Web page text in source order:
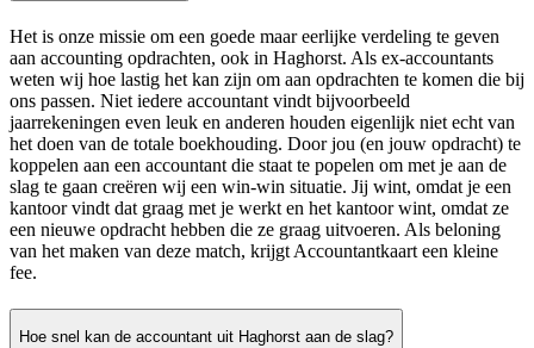
Het is onze missie om een goede maar eerlijke verdeling te geven
aan accounting opdrachten, ook in Haghorst. Als ex-accountants
weten wij hoe lastig het kan zijn om aan opdrachten te komen die bij
ons passen. Niet iedere accountant vindt bijvoorbeeld
jaarrekeningen even leuk en anderen houden eigenlijk niet echt van
het doen van de totale boekhouding. Door jou (en jouw opdracht) te
koppelen aan een accountant die staat te popelen om met je aan de
slag te gaan creëren wij een win-win situatie. Jij wint, omdat je een
kantoor vindt dat graag met je werkt en het kantoor wint, omdat ze
een nieuwe opdracht hebben die ze graag uitvoeren. Als beloning
van het maken van deze match, krijgt Accountantkaart een kleine
fee.
Hoe snel kan de accountant uit Haghorst aan de slag?